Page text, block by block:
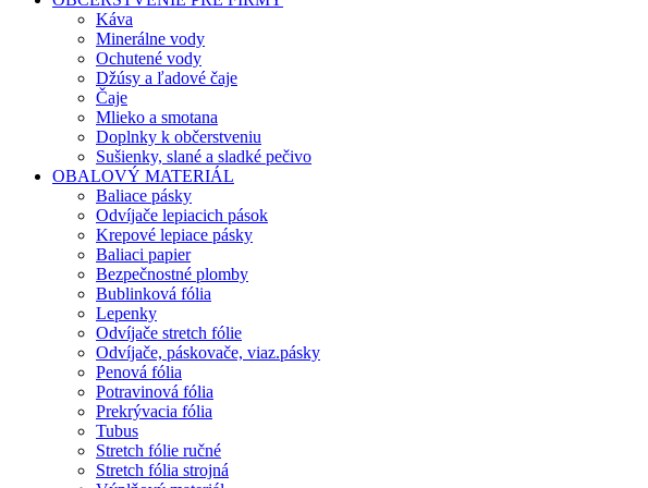
Káva
Minerálne vody
Ochutené vody
Džúsy a ľadové čaje
Čaje
Mlieko a smotana
Doplnky k občerstveniu
Sušienky, slané a sladké pečivo
OBALOVÝ MATERIÁL
Baliace pásky
Odvíjače lepiacich pások
Krepové lepiace pásky
Baliaci papier
Bezpečnostné plomby
Bublinková fólia
Lepenky
Odvíjače stretch fólie
Odvíjače, páskovače, viaz.pásky
Penová fólia
Potravinová fólia
Prekrývacia fólia
Tubus
Stretch fólie ručné
Stretch fólia strojná